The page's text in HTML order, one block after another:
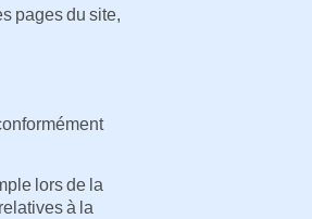
pages du site,
lors de la
à la